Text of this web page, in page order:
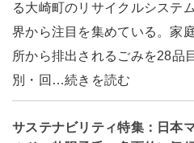
る大崎町のリサイクルシステ
界から注目を集めている。家
所から排出されるごみを28品
別・回…続きを読む
サステナビリティ特集：日本